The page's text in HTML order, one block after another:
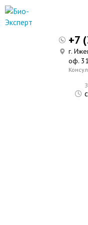
+7
г.
оф.